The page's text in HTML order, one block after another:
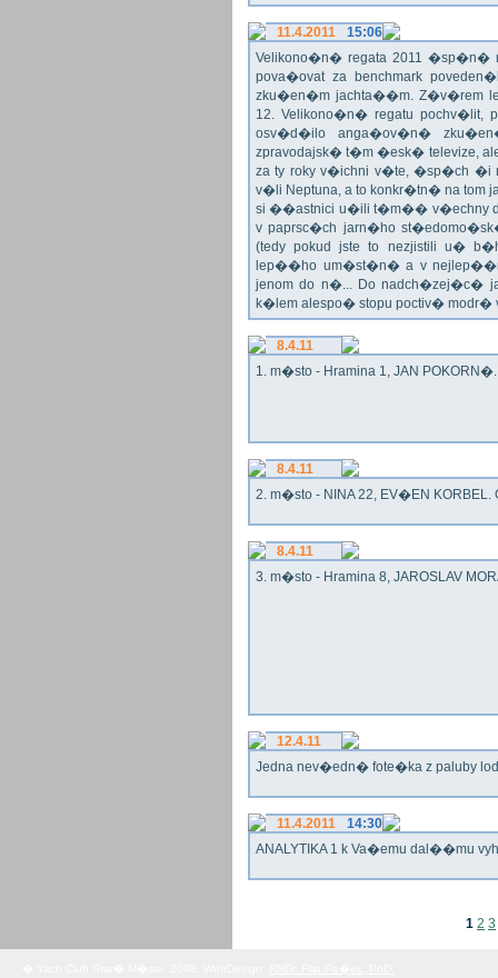
11.4.2011
15:06
Velikono�n� regata 2011 �sp�n�
pova�ovat za benchmark
zku�en�m jachta��m. Z�v�rem
12. Velikono�n� regatu
osv�d�ilo anga�ov�n�
zpravodajsk� t�m �esk� televize,
za ty roky v�ichni v�te, �sp�ch
v�li Neptuna, a to konkr�tn� na tom
si ��astnici u�ili t�m�� v�echny
v paprsc�ch jarn�ho
(tedy pokud jste to nezjistili u�
lep��ho um�st�n� a v
jenom do n�... Do nadch�zej�c�
k�lem alespo� stopu poctiv�
8.4.11
1. m�sto - Hramina 1, JAN
8.4.11
2. m�sto - NINA 22, EV�EN KORBEL.
8.4.11
3. m�sto - Hramina 8, JAROSLAV
12.4.11
Jedna nev�edn� fote�ka z paluby
11.4.2011
14:30
ANALYTIKA 1 k Va�emu dal��mu
1 2 3